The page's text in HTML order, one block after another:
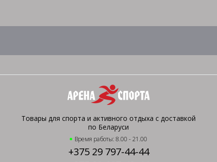
Товары для спорта и активного отдыха с доставкой
по Беларуси
Время работы: 8.00 - 21.00
+375 29 797-44-44